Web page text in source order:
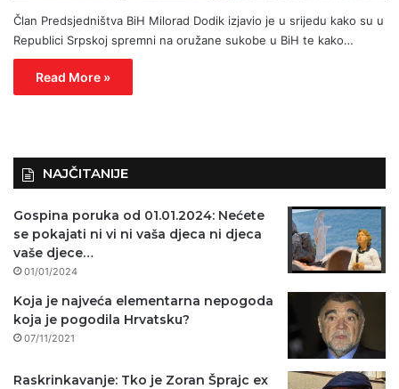
Član Predsjedništva BiH Milorad Dodik izjavio je u srijedu kako su u
Republici Srpskoj spremni na oružane sukobe u BiH te kako…
Read More »
NAJČITANIJE
Gospina poruka od 01.01.2024: Nećete
se pokajati ni vi ni vaša djeca ni djeca
vaše djece…
01/01/2024
Koja je najveća elementarna nepogoda
koja je pogodila Hrvatsku?
07/11/2021
Raskrinkavanje: Tko je Zoran Šprajc ex